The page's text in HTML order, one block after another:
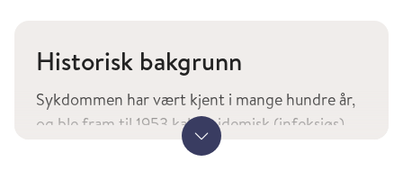
Historisk bakgrunn
Sykdommen har vært kjent i mange hundre år,
og ble fram til 1953 kalt epidemisk (infeksiøs)
hepatitt og epidemisk gulsott. HAV ble påvist
Vis mer